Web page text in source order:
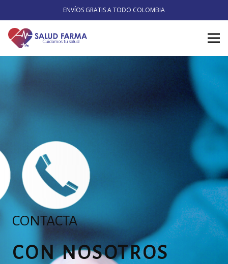
ENVÍOS GRATIS A TODO COLOMBIA
CONTACTA
CON NOSOTROS